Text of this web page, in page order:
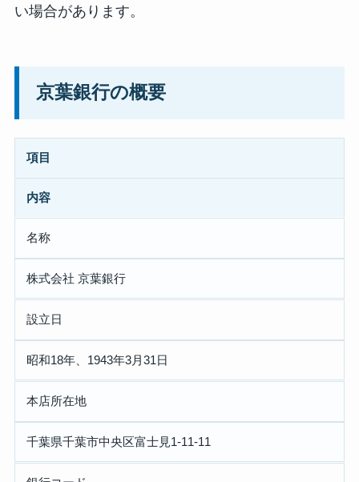
い場合があります。
京葉銀行の概要
項目
内容
名称
株式会社 京葉銀行
設立日
昭和18年、1943年3月31日
本店所在地
千葉県千葉市中央区富士見1-11-11